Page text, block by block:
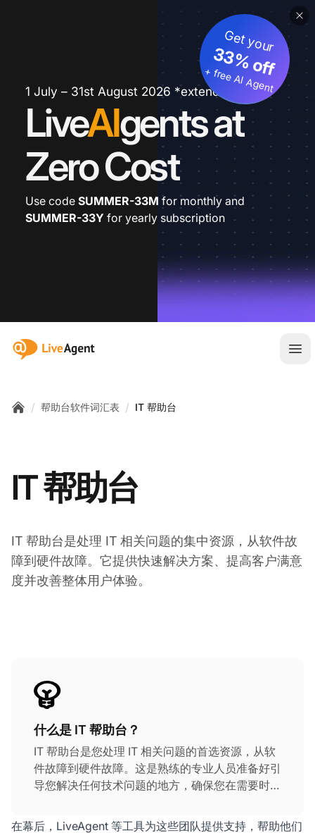
1 July – 31st August 2026 *extended
LiveAIgents at
Zero Cost
Get your
33% off
+ free AI Agent
Use code SUMMER-33M for monthly and
SUMMER-33Y for yearly subscription
:site.title
/ 帮助台软件词汇表 / IT 帮助台
IT 帮助台
IT 帮助台是处理 IT 相关问题的集中资源，从软件故
障到硬件故障。它提供快速解决方案、提高客户满意
度并改善整体用户体验。
什么是 IT 帮助台？
IT 帮助台是您处理 IT 相关问题的首选资源，从软
件故障到硬件故障。这是熟练的专业人员准备好引
导您解决任何技术问题的地方，确保您在需要时获
客户满意度和整体客户体验。
在幕后，LiveAgent 等工具为这些团队提供支持，帮助他们